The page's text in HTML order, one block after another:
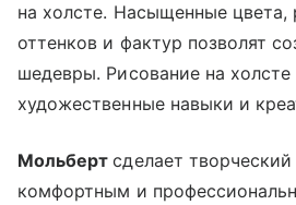
на холсте. Насыщенные цвета,
оттенков и фактур позволят
шедевры. Рисование на холсте
художественные навыки и
Мольбертсделает
комфортным и